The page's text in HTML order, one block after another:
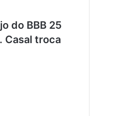
do BBB 25
Casal troca